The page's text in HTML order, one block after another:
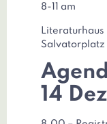
8-11 am
Literaturhaus
Salvatorplatz
14